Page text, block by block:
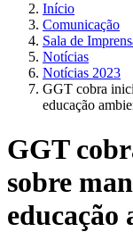
Início
Comunicação
Sala de
Notícias
Notícias 2023
GGT cobra
educação
GGT
sobre
educação